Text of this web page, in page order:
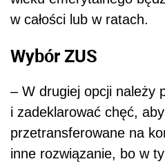
w całości lub w ratach.
Wybór ZUS
– W drugiej opcji należy
i zadeklarować chęć,
przetransferowane na
inne rozwiązanie, bo w